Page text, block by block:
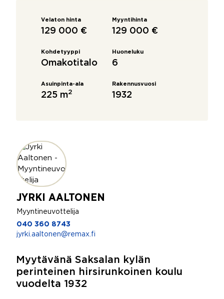
Velaton hinta
129 000 €
Myyntihinta
129 000 €
Kohdetyyppi
Omakotitalo
Huoneluku
6
Asuinpinta-ala
225 m2
Rakennusvuosi
1932
JYRKI AALTONEN
Myyntineuvottelija
040 360 8743
jyrki.aaltonen@remax.fi
Myytävänä Saksalan kylän
perinteinen hirsirunkoinen koulu
vuodelta 1932